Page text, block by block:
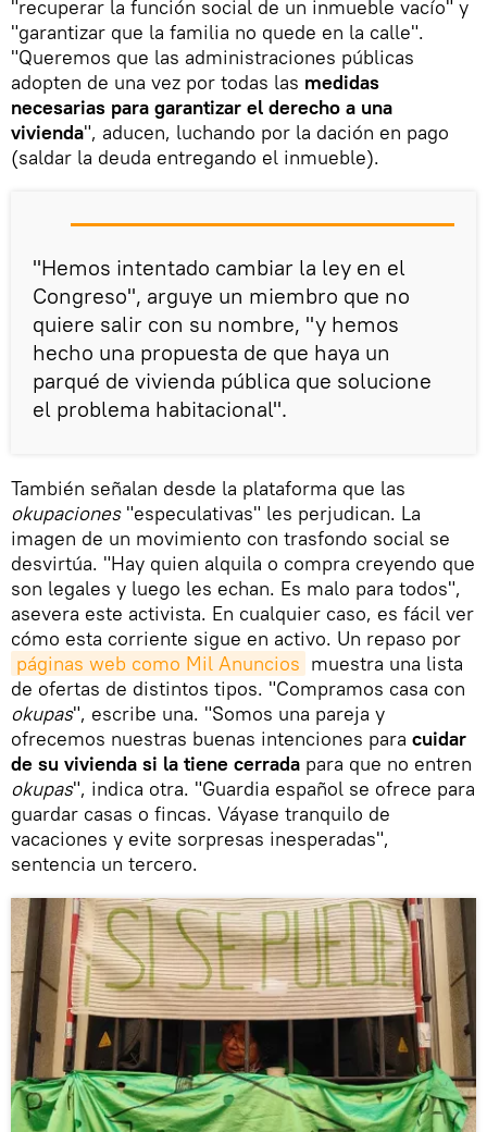
"recuperar la función social de un inmueble vacío" y
"garantizar que la familia no quede en la calle".
"Queremos que las administraciones públicas
adopten de una vez por todas las medidas
necesarias para garantizar el derecho a una
vivienda", aducen, luchando por la dación en pago
(saldar la deuda entregando el inmueble).
"Hemos intentado cambiar la ley en el
Congreso", arguye un miembro que no
quiere salir con su nombre, "y hemos
hecho una propuesta de que haya un
parqué de vivienda pública que solucione
el problema habitacional".
También señalan desde la plataforma que las
okupaciones"especulativas" les perjudican. La
imagen de un movimiento con trasfondo social se
desvirtúa. "Hay quien alquila o compra creyendo que
son legales y luego les echan. Es malo para todos",
asevera este activista. En cualquier caso, es fácil ver
cómo esta corriente sigue en activo. Un repaso por
páginas web como Mil Anuncios muestra una lista
de ofertas de distintos tipos. "Compramos casa con
okupas", escribe una. "Somos una pareja y
ofrecemos nuestras buenas intenciones para cuidar
de su vivienda si la tiene cerrada para que no entren
okupas", indica otra. "Guardia español se ofrece para
guardar casas o fincas. Váyase tranquilo de
vacaciones y evite sorpresas inesperadas",
sentencia un tercero.